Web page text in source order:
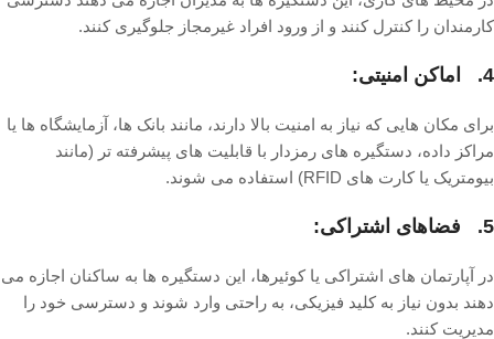
کارمندان را کنترل کنند و از ورود افراد غیرمجاز جلوگیری کنند.
4. اماکن امنیتی:
برای مکان هایی که نیاز به امنیت بالا دارند، مانند بانک ها، آزمایشگاه ها یا
مراکز داده، دستگیره های رمزدار با قابلیت های پیشرفته تر (مانند
بیومتریک یا کارت های RFID) استفاده می شوند.
5. فضاهای اشتراکی:
در آپارتمان های اشتراکی یا کوئیرها، این دستگیره ها به ساکنان اجازه می
دهند بدون نیاز به کلید فیزیکی، به راحتی وارد شوند و دسترسی خود را
مدیریت کنند.